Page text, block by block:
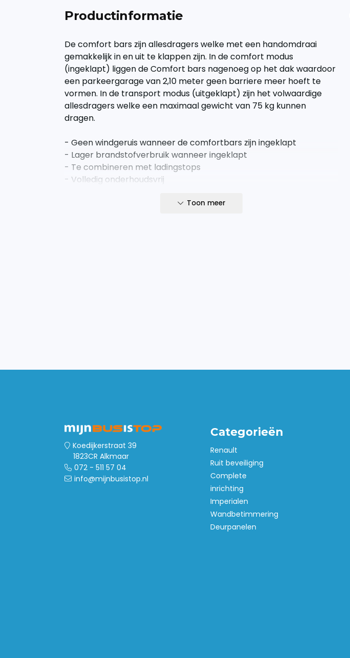
Productinformatie
De comfort bars zijn allesdragers welke met een handomdraai
gemakkelijk in en uit te klappen zijn. In de comfort modus
(ingeklapt) liggen de Comfort bars nagenoeg op het dak waardoor
een parkeergarage van 2,10 meter geen barriere meer hoeft te
vormen. In de transport modus (uitgeklapt) zijn het volwaardige
allesdragers welke een maximaal gewicht van 75 kg kunnen
dragen.
- Geen windgeruis wanneer de comfortbars zijn ingeklapt
- Lager brandstofverbruik wanneer ingeklapt
- Te combineren met ladingstops
- Volledig onderhoudsvrij
Toon meer
Koedijkerstraat 39
1823CR Alkmaar
072 - 511 57 04
info@mijnbusistop.nl
Categorieën
Renault
Ruit beveiliging
Complete
inrichting
Imperialen
Wandbetimmering
Deurpanelen